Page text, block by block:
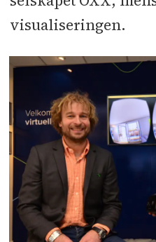
visualiseringen.